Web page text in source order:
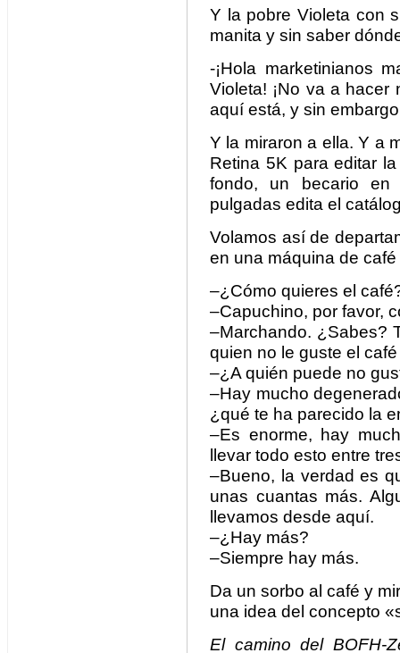
Y la pobre Violeta con
manita y sin saber
-¡Hola marketinianos
Violeta! ¡No va a hacer
aquí está, y sin
Y la miraron a ella. Y a
Retina 5K para editar
fondo, un becario
pulgadas edita el
Volamos así de
en una máquina de
–¿Cómo quieres el
–Capuchino, por favor,
–Marchando. ¿Sabes?
quien no le guste el
–¿A quién puede no
–Hay mucho
¿qué te ha parecido la
–Es enorme, hay
llevar todo esto entre
–Bueno, la verdad es
unas cuantas más.
llevamos desde aquí.
–¿Hay más?
–Siempre hay más.
Da un sorbo al café y
una idea del concepto
El camino del BOFH-